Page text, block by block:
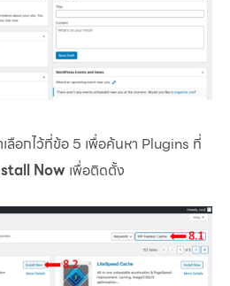
อกไว้ที่ข้อ 5 เพื่อค้นหา Plugins ที่
Now เพื่อติดตั้ง